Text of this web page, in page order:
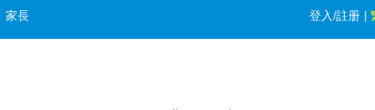
家長 登入/註册 |